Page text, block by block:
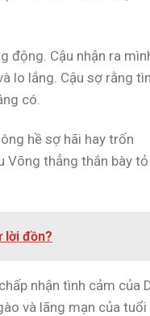
động. Cậu nhận ra
lo lắng. Cậu sợ rằng
có.
hề sợ hãi hay trốn
Võng thẳng thắn bày tỏ
lời đồn?
nhận tình cảm của
và lãng mạn của tuổi